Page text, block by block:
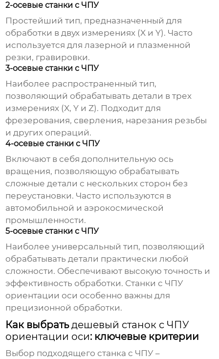
2-осевые станки с ЧПУ
Простейший тип, предназначенный для
обработки в двух измерениях (X и Y). Часто
используется для лазерной и плазменной
резки, гравировки.
3-осевые станки с ЧПУ
Наиболее распространенный тип,
позволяющий обрабатывать детали в трех
измерениях (X, Y и Z). Подходит для
фрезерования, сверления, нарезания резьбы
и других операций.
4-осевые станки с ЧПУ
Включают в себя дополнительную ось
вращения, позволяющую обрабатывать
сложные детали с нескольких сторон без
переустановки. Часто используются в
автомобильной и аэрокосмической
промышленности.
5-осевые станки с ЧПУ
Наиболее универсальный тип, позволяющий
обрабатывать детали практически любой
сложности. Обеспечивают высокую точность и
эффективность обработки. Станки с ЧПУ
ориентации оси особенно важны для
прецизионной обработки.
Как выбратьдешевый станок с ЧПУ
ориентации оси: ключевые критерии
Выбор подходящего станка с ЧПУ –